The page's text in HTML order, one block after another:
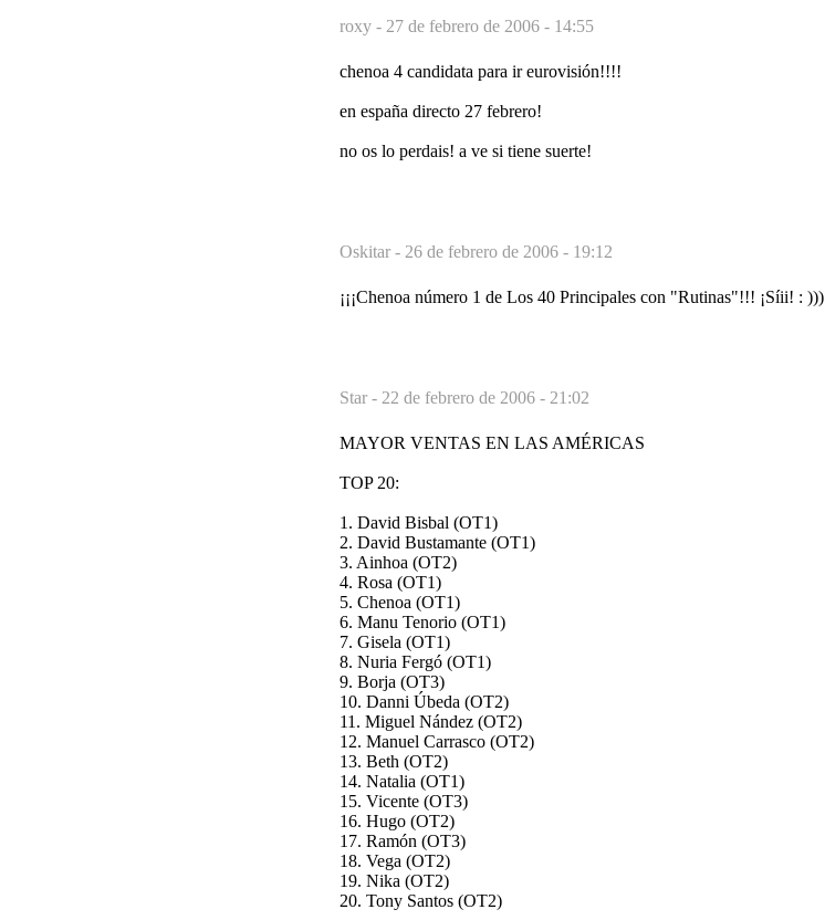
roxy - 27 de febrero de 2006 - 14:55
chenoa 4 candidata para ir eurovisión!!!!
en españa directo 27 febrero!
no os lo perdais! a ve si tiene suerte!
Oskitar - 26 de febrero de 2006 - 19:12
¡¡¡Chenoa número 1 de Los 40 Principales con "Rutinas"!!! ¡Síii! : )))
Star - 22 de febrero de 2006 - 21:02
MAYOR VENTAS EN LAS AMÉRICAS
TOP 20:
1. David Bisbal (OT1)
2. David Bustamante (OT1)
3. Ainhoa (OT2)
4. Rosa (OT1)
5. Chenoa (OT1)
6. Manu Tenorio (OT1)
7. Gisela (OT1)
8. Nuria Fergó (OT1)
9. Borja (OT3)
10. Danni Úbeda (OT2)
11. Miguel Nández (OT2)
12. Manuel Carrasco (OT2)
13. Beth (OT2)
14. Natalia (OT1)
15. Vicente (OT3)
16. Hugo (OT2)
17. Ramón (OT3)
18. Vega (OT2)
19. Nika (OT2)
20. Tony Santos (OT2)